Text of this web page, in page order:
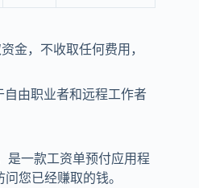
金，不收取任何费用，
自由职业者和远程工作者
是一款工资单预付应用程
您已经赚取的钱。